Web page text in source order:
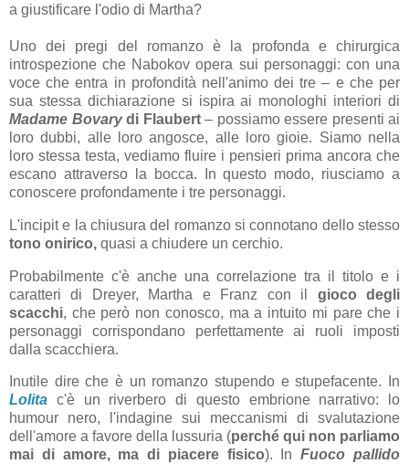
a giustificare l'odio di Martha?
Uno dei pregi del romanzo è la profonda e chirurgica
introspezione che Nabokov opera sui personaggi: con una
voce che entra in profondità nell'animo dei tre – e che per
sua stessa dichiarazione si ispira ai monologhi interiori di
Madame Bovarydi Flaubert– possiamo essere presenti ai
loro dubbi, alle loro angosce, alle loro gioie. Siamo nella
loro stessa testa, vediamo fluire i pensieri prima ancora che
escano attraverso la bocca. In questo modo, riusciamo a
conoscere profondamente i tre personaggi.
L'incipit e la chiusura del romanzo si connotano dello stesso
tono onirico, quasi a chiudere un cerchio.
Probabilmente c'è anche una correlazione tra il titolo e i
caratteri di Dreyer, Martha e Franz con il gioco degli
scacchi, che però non conosco, ma a intuito mi pare che i
personaggi corrispondano perfettamente ai ruoli imposti
dalla scacchiera.
Inutile dire che è un romanzo stupendo e stupefacente. In
Lolita c'è un riverbero di questo embrione narrativo: lo
humour nero, l'indagine sui meccanismi di svalutazione
dell'amore a favore della lussuria (perché qui non parliamo
mai di amore, ma di piacere fisico). InFuoco pallido